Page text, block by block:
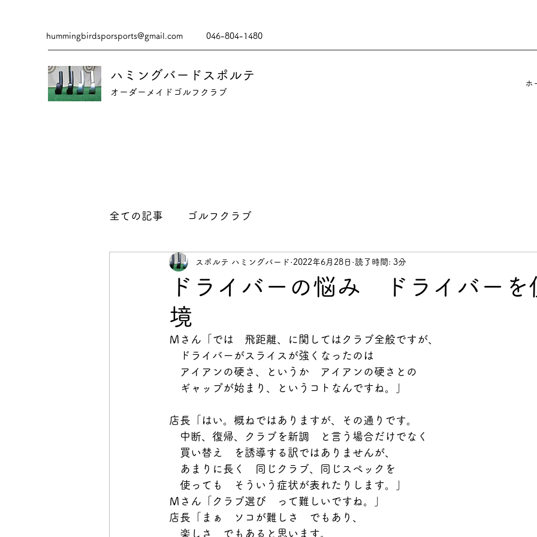
hummingbirdsporsports@gmail.com 046-804-1480
ハミングバードスポルテ
​​オーダーメイドゴルフクラブ
ホ
全ての記事 ゴルフクラブ
ドライバーの悩み ドライバーを
境
スポルテ ハミングバード 2022年6月28日 読了時間: 3分
Ｍさん「では　飛距離、に関してはクラブ全般ですが、
ドライバーがスライスが強くなったのは
アイアンの硬さ、というか　アイアンの硬さとの
ギャップが始まり、というコトなんですね。」
店長「はい。概ねではありますが、その通りです。
中断、復帰、クラブを新調　と言う場合だけでなく
買い替え　を誘導する訳ではありませんが、
あまりに長く　同じクラブ、同じスペックを
使っても　そういう症状が表れたりします。」
Ｍさん「クラブ選び　って難しいですね。」
店長「まぁ　ソコが難しさ　でもあり、
楽しさ　でもあると思います。